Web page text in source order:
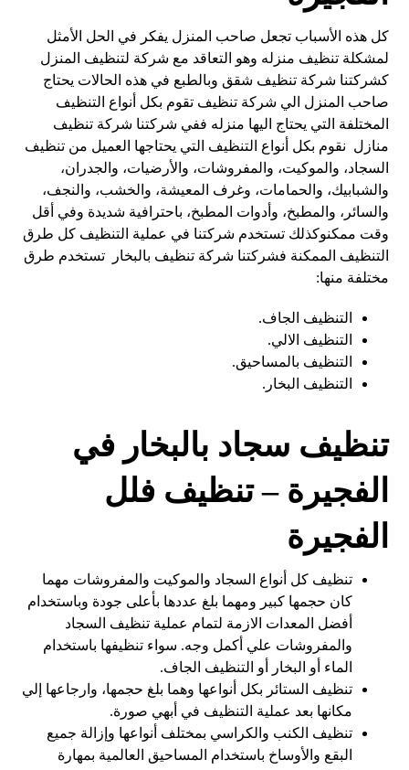
كل هذه الأسباب تجعل صاحب المنزل يفكر في الحل الأمثل
لمشكلة تنظيف منزله وهو التعاقد مع شركة لتنظيف المنزل
كشركتنا شركة تنظيف شقق وبالطبع في هذه الحالات يحتاج
صاحب المنزل الي شركة تنظيف تقوم بكل أنواع التنظيف
المختلفة التي يحتاج اليها منزله ففي شركتنا شركة تنظيف
منازل نقوم بكل أنواع التنظيف التي يحتاجها العميل من تنظيف
السجاد، والموكيت، والمفروشات، والأرضيات، والجدران،
والشبابيك، والحمامات، وغرف المعيشة، والخشب، والنجف،
والسائر، والمطبخ، وأدوات المطبخ، باحترافية شديدة وفي أقل
وقت ممكنوكذلك تستخدم شركتنا في عملية التنظيف كل طرق
التنظيف الممكنة فشركتنا شركة تنظيف بالبخار تستخدم طرق
مختلفة منها:
التنظيف الجاف.
التنظيف الالي.
التنظيف بالمساحيق.
التنظيف البخار.
تنظيف سجاد بالبخار في
الفجيرة – تنظيف فلل
الفجيرة
تنظيف كل أنواع السجاد والموكيت والمفروشات مهما
كان حجمها كبير ومهما بلغ عددها بأعلى جودة وباستخدام
أفضل المعدات الازمة لتمام عملية تنظيف السجاد
والمفروشات علي أكمل وجه. سواء تنظيفها باستخدام
الماء أو البخار أو التنظيف الجاف.
تنظيف الستائر بكل أنواعها وهما بلغ حجمها، وارجاعها إلي
مكانها بعد عملية التنظيف في أبهي صورة.
تنظيف الكنب والكراسي بمختلف أنواعها وإزالة جميع
البقع والأوساخ باستخدام المساحيق العالمية بمهارة